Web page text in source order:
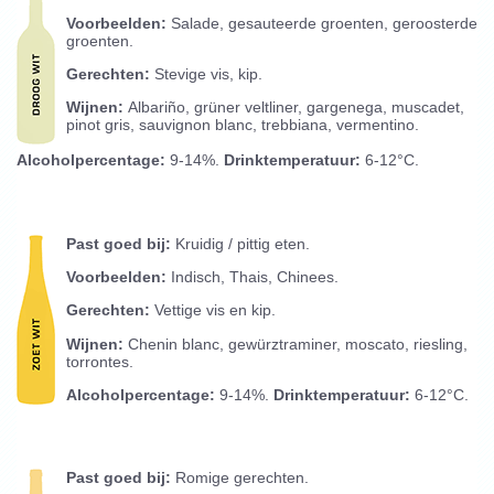
Voorbeelden: Salade, gesauteerde groenten, geroosterde
groenten.
Gerechten: Stevige vis, kip.
Wijnen: Albariño, grüner veltliner, gargenega, muscadet,
pinot gris, sauvignon blanc, trebbiana, vermentino.
Alcoholpercentage: 9-14%. Drinktemperatuur: 6-12°C.
Past goed bij: Kruidig / pittig eten.
Voorbeelden: Indisch, Thais, Chinees.
Gerechten: Vettige vis en kip.
Wijnen: Chenin blanc, gewürztraminer, moscato, riesling,
torrontes.
Alcoholpercentage: 9-14%. Drinktemperatuur: 6-12°C.
Past goed bij: Romige gerechten.